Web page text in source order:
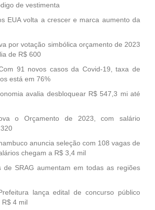
de vestimenta
EUA volta a crescer e marca aumento da
por votação simbólica orçamento de 2023
de R$ 600
91 novos casos da Covid-19, taxa de
está em 76%
avalia desbloquear R$ 547,3 mi até
o Orçamento de 2023, com salário
anuncia seleção com 108 vagas de
chegam a R$ 3,4 mil
de SRAG aumentam em todas as regiões
lança edital de concurso público
R$ 4 mil